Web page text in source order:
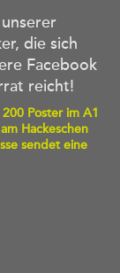
die sich
Facebook
reicht!
Poster im A1
Hackeschen
sendet eine